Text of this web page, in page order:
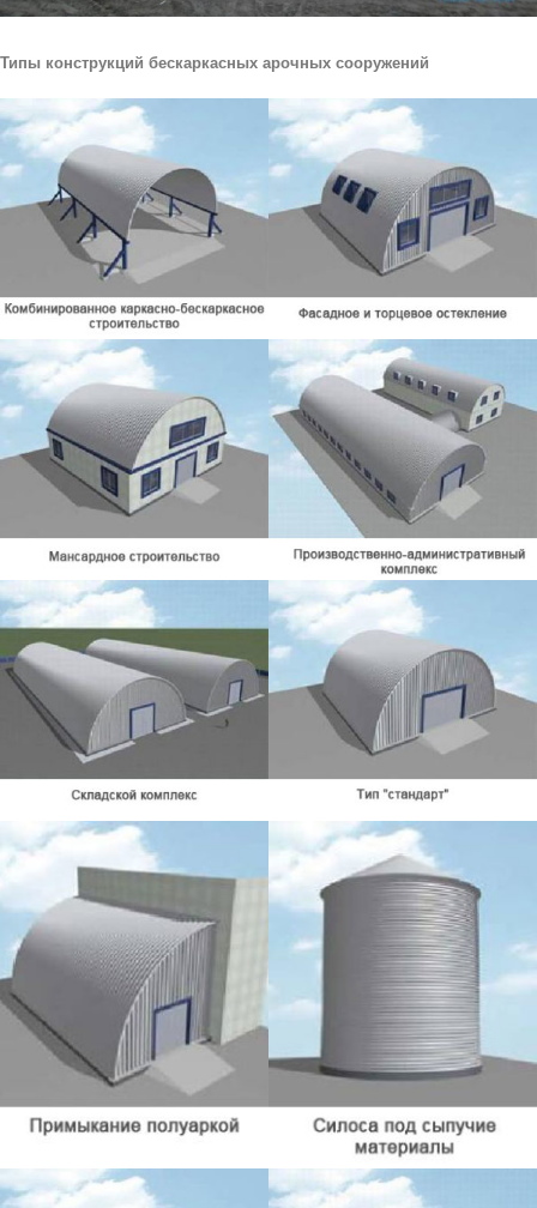
Типы конструкций бескаркасных арочных сооружений